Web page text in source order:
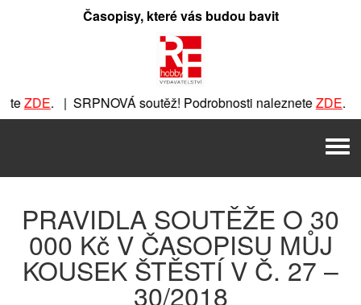
Časopisy, které vás budou bavit
ZDE. | SRPNOVÁ soutěž! Podrobnosti nalezneteZDE. |
. | SRPNOVÁ soutěž!
PRAVIDLA SOUTĚŽE O 30
000 Kč V ČASOPISU MŮJ
KOUSEK ŠTĚSTÍ V Č. 27 –
30/2018